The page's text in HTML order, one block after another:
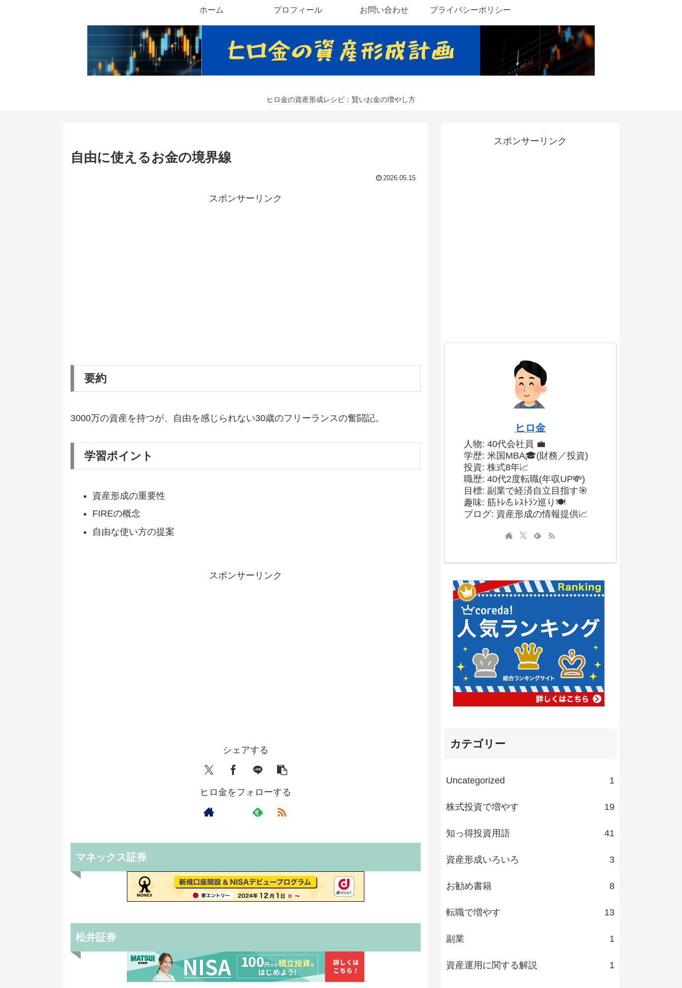
ヒロ金の資産形成レシピ：賢いお金の増やし方
ホーム プロフィール お問い合わせ プライバシーポリシー
自由に使えるお金の境界線
2026.05.15
スポンサーリンク
要約
3000万の資産を持つが、自由を感じられない30歳のフリーランスの奮闘記。
学習ポイント
資産形成の重要性
FIREの概念
自由な使い方の提案
スポンサーリンク
シェアする
ヒロ金をフォローする
マネックス証券
松井証券
スポンサーリンク
ヒロ金
人物: 40代会社員 💼
学歴: 米国MBA🎓(財務／投資)
投資: 株式8年📈
職歴: 40代2度転職(年収UP💸)
目標: 副業で経済自立目指す🎯
趣味: 筋ﾄﾚ💪ﾚｽﾄﾗﾝ巡り🍽️
ブログ: 資産形成の情報提供📈
カテゴリー
Uncategorized 1
株式投資で増やす 19
知っ得投資用語 41
資産形成いろいろ 3
お勧め書籍 8
転職で増やす 13
副業 1
資産運用に関する解説 1